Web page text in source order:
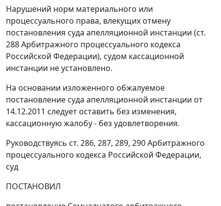
Нарушений норм материального или
процессуального права, влекущих отмену
постановления суда апелляционной инстанции (ст.
288 Арбитражного процессуального кодекса
Российской Федерации), судом кассационной
инстанции не установлено.
На основании изложенного обжалуемое
постановление суда апелляционной инстанции от
14.12.2011 следует оставить без изменения,
кассационную жалобу - без удовлетворения.
Руководствуясь ст. 286, 287, 289, 290 Арбитражного
процессуального кодекса Российской Федерации,
суд
ПОСТАНОВИЛ